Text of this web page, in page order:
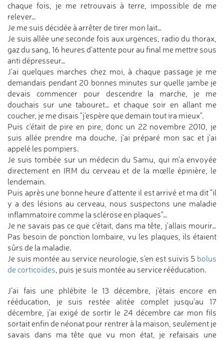
chaque fois, je me retrouvais à terre, impossible de me
relever…
Je me suis décidée à arrêter de tirer mon lait…
Je suis allée une seconde fois aux urgences, radio du thorax,
gaz du sang, 16 heures d'attente pour au final me mettre sous
anti dépresseur…
J'ai quelques marches chez moi, à chaque passage je me
demandais pendant 20 bonnes minutes sur quelle jambe je
devais commencer pour descendre la marche, je me
douchais sur une tabouret… et chaque soir en allant me
coucher, je me disais "j'espère que demain tout ira mieux".
Puis c'était de pire en pire, donc un 22 novembre 2010, je
suis allée prendre ma douche, j'ai préparé mon sac et j'ai
appelé les pompiers.
Je suis tombée sur un médecin du Samu, qui m'a envoyée
directement en IRM du cerveau et de la mœlle épinière, le
lendemain.
Puis après une bonne heure d'attente il est arrivé et ma dit "il
y a des lésions au cerveau, nous suspectons une maladie
inflammatoire comme la sclérose en plaques"…
Je ne savais pas ce que c'était, dans ma tête, j'allais mourir…
Pas besoin de ponction lombaire, vu les plaques, ils étaient
sûrs de la maladie.
Je suis montée au service neurologie, s'en est suivis 5 bolus
de corticoïdes, puis je suis montée au service rééducation.
J'ai fais une phlébite le 13 décembre, j'étais encore en
rééducation, je suis restée alitée complet jusqu'au 17
décembre, j'ai exigé de sortir le 24 décembre car mon fils
sortait enfin de néonat pour rentrer à la maison, seulement je
savais dans ma tête que vu mon état, je refaisais une